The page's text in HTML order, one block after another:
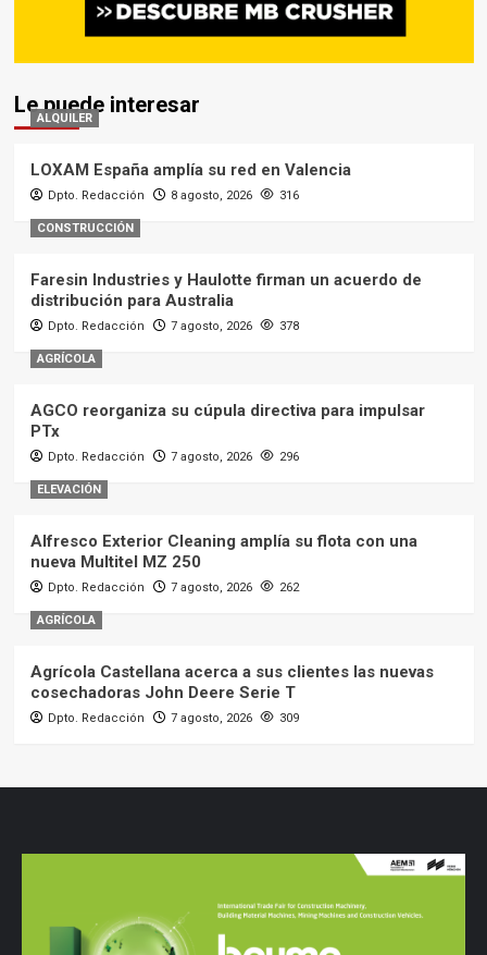
Le puede interesar
ALQUILER
LOXAM España amplía su red en Valencia
Dpto. Redacción 8 agosto, 2026 316
CONSTRUCCIÓN
Faresin Industries y Haulotte firman un acuerdo de
distribución para Australia
Dpto. Redacción 7 agosto, 2026 378
AGRÍCOLA
AGCO reorganiza su cúpula directiva para impulsar
PTx
Dpto. Redacción 7 agosto, 2026 296
ELEVACIÓN
Alfresco Exterior Cleaning amplía su flota con una
nueva Multitel MZ 250
Dpto. Redacción 7 agosto, 2026 262
AGRÍCOLA
Agrícola Castellana acerca a sus clientes las nuevas
cosechadoras John Deere Serie T
Dpto. Redacción 7 agosto, 2026 309